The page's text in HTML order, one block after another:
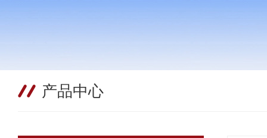
产品中心